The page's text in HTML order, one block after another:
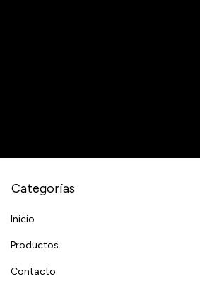
Categorías
Inicio
Productos
Contacto